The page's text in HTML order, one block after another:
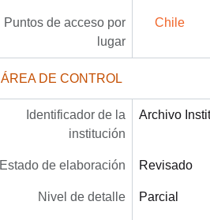
Puntos de acceso por
lugar
Chile
ÁREA DE CONTROL
Identificador de la
institución
Archivo
Estado de elaboración Revisado
Nivel de detalle Parcial